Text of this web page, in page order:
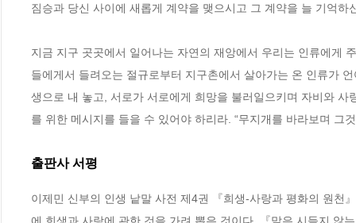
짐승과 당신 사이에 새롭게 계약을 맺으시고 그 계약을 늘 기억하
지금 지구 곳곳에서 일어나는 자연의 재앙에서 우리는 인류에게
들에게서 들려오는 절규로부터 지구촌에서 살아가는 온 인류가
생으로 내 놓고, 서로가 서로에게 희망을 불러일으키며 자비와
를 위한 메시지를 들을 수 있어야 하리라. “무지개를 바라보며
출판사 서평
이제민 신부의 인생 낱말 사전 제4권 『희생-사랑과 평화의 원천